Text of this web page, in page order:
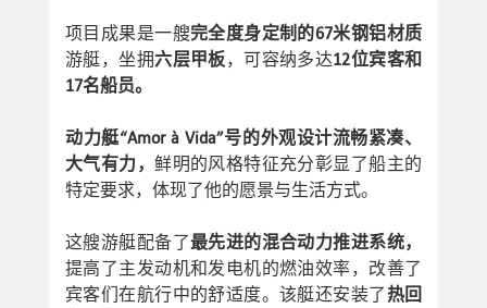
项目成果是一艘完全度身定制的67米钢铝材质
游艇，坐拥六层甲板，可容纳多达12位宾客和
17名船员。
动力艇“Amor à Vida”号的外观设计流畅紧凑、
大气有力，鲜明的风格特征充分彰显了船主的
特定要求，体现了他的愿景与生活方式。
这艘游艇配备了最先进的混合动力推进系统，
提高了主发动机和发电机的燃油效率，改善了
宾客们在航行中的舒适度。该艇还安装了热回